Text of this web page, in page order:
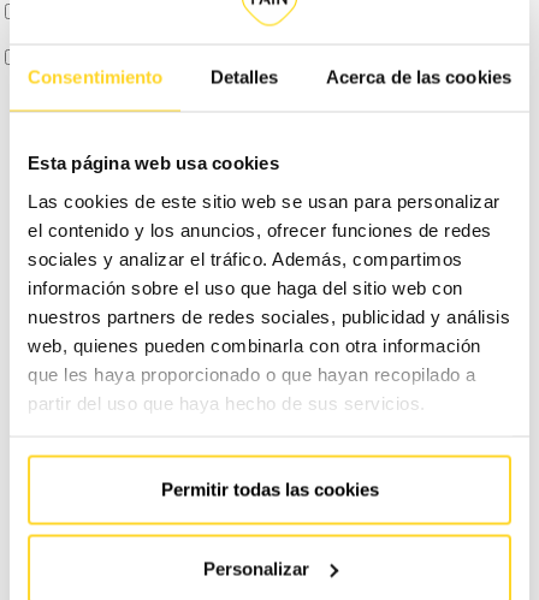
Consentimiento Detalles Acerca de las cookies
Esta página web usa cookies
Las cookies de este sitio web se usan para personalizar
el contenido y los anuncios, ofrecer funciones de redes
sociales y analizar el tráfico. Además, compartimos
información sobre el uso que haga del sitio web con
nuestros partners de redes sociales, publicidad y análisis
web, quienes pueden combinarla con otra información
que les haya proporcionado o que hayan recopilado a
partir del uso que haya hecho de sus servicios.
Permitir todas las cookies
Personalizar
el tratamiento de mis datos tal y como se describe anteriormente y se explica
tratará los datos facilitados con la finalidad de gestionar y atender su solicitud. Para obtener más
privacidad
Compartir en Facebook
Compartir en Twitter
Compartir en Linkedin
Compartir poremail
Compartir en
Buscar:
Artículos recomendados